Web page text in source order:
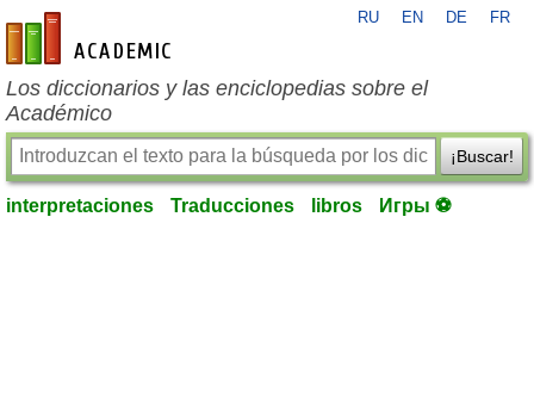
es-academic.com
RU EN DE FR
Los diccionarios y las enciclopedias sobre el
Académico
¡Buscar!
interpretaciones Traducciones libros Игры ⚽